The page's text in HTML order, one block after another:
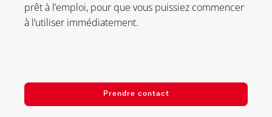
prêt à l’emploi, pour que vous puissiez commencer
à l’utiliser immédiatement.
Prendre contact